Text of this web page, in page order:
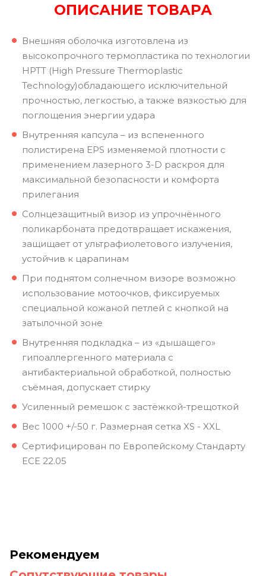
ОПИСАНИЕ ТОВАРА
Внешняя оболочка изготовлена из
высокопрочного термопластика по технологии
HPTT (High Pressure Thermoplastic
Technology)обладающего исключительной
прочностью, легкостью, а также вязкостью для
поглощения энергии удара
Внутренняя капсула – из вспененного
полистирена EPS изменяемой плотности с
применением лазерного 3-D раскроя для
максимальной безопасности и комфорта
прилегания
Солнцезащитный визор из упрочнённого
поликарбоната предотвращает искажения,
защищает от ультрафиолетового излучения,
устойчив к царапинам
При поднятом солнечном визоре возможно
использование мотоочков, фиксируемых
специальной кожаной петлей с кнопкой на
затылочной зоне
Внутренняя подкладка – из «дышащего»
гипоаллергенного материала с
антибактериальной обработкой, полностью
съёмная, допускает стирку
Усиленный ремешок с застёжкой-трещоткой
Вес 1000 +/-50 г. Размерная сетка XS - XXL
Сертифицирован по Европейскому Стандарту
ECE 22.05
Рекомендуем